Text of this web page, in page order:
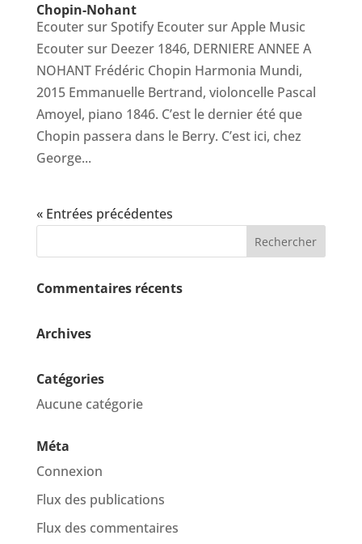
Chopin-Nohant
Ecouter sur Spotify Ecouter sur Apple Music
Ecouter sur Deezer 1846, DERNIERE ANNEE A
NOHANT Frédéric Chopin Harmonia Mundi,
2015 Emmanuelle Bertrand, violoncelle Pascal
Amoyel, piano 1846. C’est le dernier été que
Chopin passera dans le Berry. C’est ici, chez
George...
« Entrées précédentes
Commentaires récents
Archives
Catégories
Aucune catégorie
Méta
Connexion
Flux des publications
Flux des commentaires